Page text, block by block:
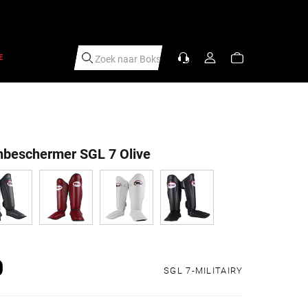
Zoek naar S|
SGL 7 Olive
SGL 7-MILITAIRY